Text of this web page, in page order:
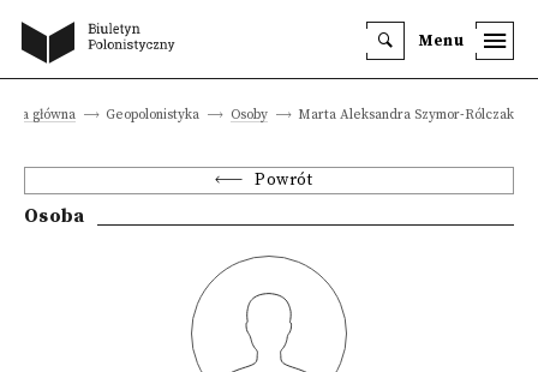
Menu
główna Geopolonistyka Osoby Marta Aleksandra Szymor-Rólczak
Powrót
Osoba